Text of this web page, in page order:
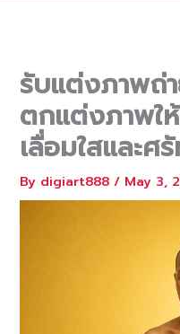
รับแต่งภาพถ่
ตกแต่งภาพใ
เลื่อมใสและศ
By digiart888/ May 3,